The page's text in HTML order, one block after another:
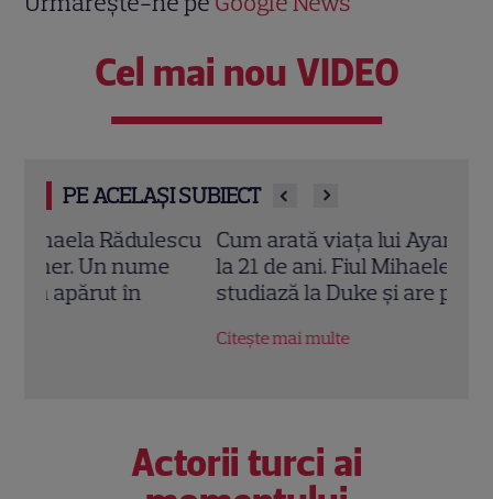
Cel mai nou VIDEO
PE ACELAȘI SUBIECT
Cum arată viața lui Ayan Schwarzenberg
la 21 de ani. Fiul Mihaelei Rădulescu
studiază la Duke și are planuri mari
Actorii turci ai